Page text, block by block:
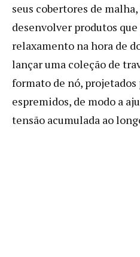
seus cobertores de
desenvolver produtos
relaxamento na hora de
lançar uma coleção de
formato de nó, projetados
espremidos, de modo a
tensão acumulada ao